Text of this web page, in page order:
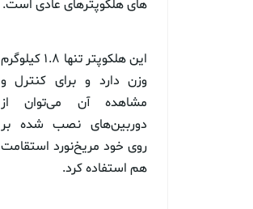
های هلکوپترهای عادی است.
این هلکوپتر تنها ۱.۸ کیلوگرم
وزن دارد و برای کنترل و
مشاهده آن می‌توان از
دوربین‌های نصب شده بر
روی خود مریخ‌نورد استقامت
هم استفاده کرد.